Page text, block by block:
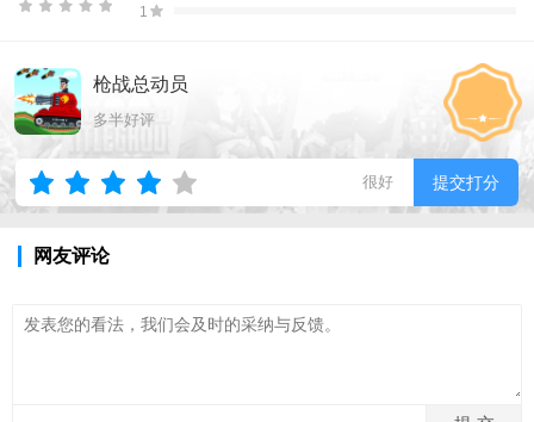
1
枪战总动员
多半好评
很好 提交打分
网友评论